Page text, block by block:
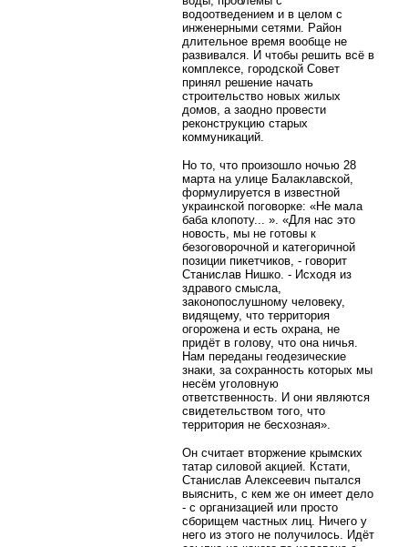
водоотведением и в целом с
инженерными сетями. Район
длительное время вообще не
развивался. И чтобы решить всё в
комплексе, городской Совет
принял решение начать
строительство новых жилых
домов, а заодно провести
реконструкцию старых
коммуникаций.
Но то, что произошло ночью 28
марта на улице Балаклавской,
формулируется в известной
украинской поговорке: «Не мала
баба клопоту... ». «Для нас это
новость, мы не готовы к
безоговорочной и категоричной
позиции пикетчиков, - говорит
Станислав Нишко. - Исходя из
здравого смысла,
законопослушному человеку,
видящему, что территория
огорожена и есть охрана, не
придёт в голову, что она ничья.
Нам переданы геодезические
знаки, за сохранность которых мы
несём уголовную
ответственность. И они являются
свидетельством того, что
территория не бесхозная».
Он считает вторжение крымских
татар силовой акцией. Кстати,
Станислав Алексеевич пытался
выяснить, с кем же он имеет дело
- с организацией или просто
сборищем частных лиц. Ничего у
него из этого не получилось. Идёт